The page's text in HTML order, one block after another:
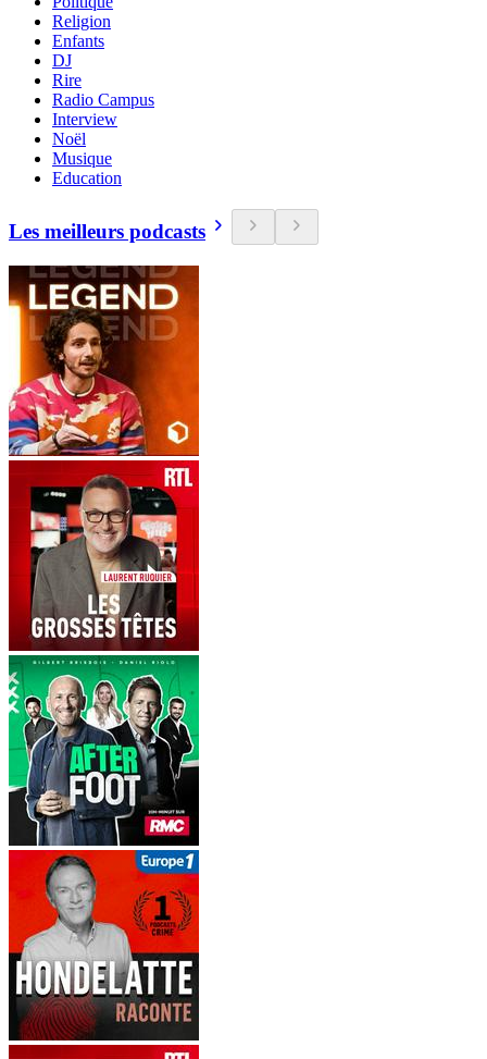
Religion
Enfants
DJ
Rire
Radio Campus
Interview
Noël
Musique
Education
Les meilleurs podcasts